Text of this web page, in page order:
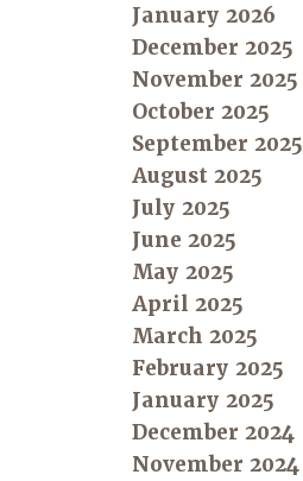
January 2026
December 2025
November 2025
October 2025
September 2025
August 2025
July 2025
June 2025
May 2025
April 2025
March 2025
February 2025
January 2025
December 2024
November 2024